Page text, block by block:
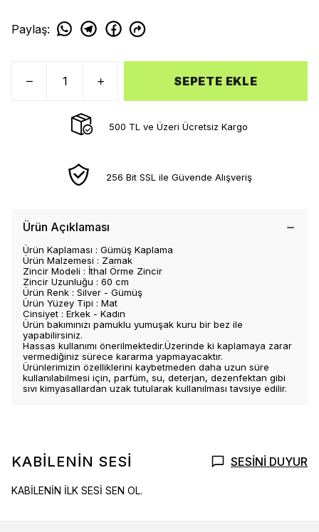
Paylaş:
SEPETE EKLE
500 TL ve Üzeri Ücretsiz Kargo
256 Bit SSL ile Güvende Alışveriş
Ürün Açıklaması
Ürün Kaplaması : Gümüş Kaplama
Ürün Malzemesi : Zamak
Zincir Modeli : İthal Örme Zincir
Zincir Uzunluğu : 60 cm
Ürün Renk : Silver - Gümüş
Ürün Yüzey Tipi : Mat
Cinsiyet : Erkek - Kadın
Ürün bakımınızı pamuklu yumuşak kuru bir bez ile
yapabilirsiniz.
Hassas kullanımı önerilmektedir.Üzerinde ki kaplamaya zarar
vermediğiniz sürece kararma yapmayacaktır.
Ürünlerimizin özelliklerini kaybetmeden daha uzun süre
kullanılabilmesi için, parfüm, su, deterjan, dezenfektan gibi
sıvı kimyasallardan uzak tutularak kullanılması tavsiye edilir.
KABİLENİN SESİ SESİNİ DUYUR
KABİLENİN İLK SESİ SEN OL.